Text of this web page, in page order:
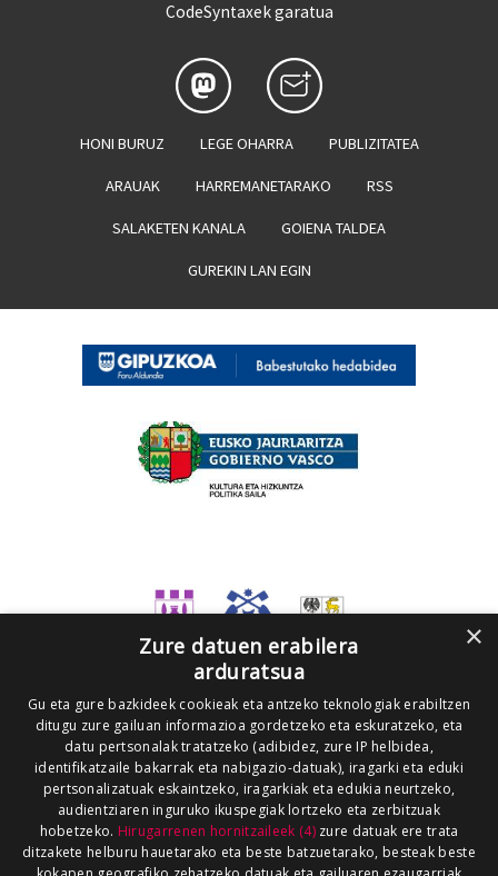
CodeSyntaxek garatua
HONI BURUZ LEGE OHARRA PUBLIZITATEA
ARAUAK HARREMANETARAKO RSS
SALAKETEN KANALA GOIENA TALDEA
GUREKIN LAN EGIN
×
Zure datuen erabilera
arduratsua
Gu eta gure bazkideek cookieak eta antzeko teknologiak erabiltzen
ditugu zure gailuan informazioa gordetzeko eta eskuratzeko, eta
datu pertsonalak tratatzeko (adibidez, zure IP helbidea,
identifikatzaile bakarrak eta nabigazio-datuak), iragarki eta eduki
pertsonalizatuak eskaintzeko, iragarkiak eta edukia neurtzeko,
audientziaren inguruko ikuspegiak lortzeko eta zerbitzuak
hobetzeko. Hirugarrenen hornitzaileek (4)zure datuak ere trata
ditzakete helburu hauetarako eta beste batzuetarako, besteak beste